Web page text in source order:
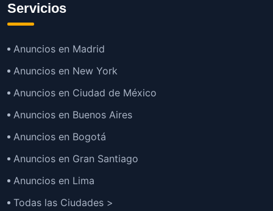
Servicios
Anuncios en Madrid
Anuncios en New York
Anuncios en Ciudad de México
Anuncios en Buenos Aires
Anuncios en Bogotá
Anuncios en Gran Santiago
Anuncios en Lima
Todas las Ciudades >